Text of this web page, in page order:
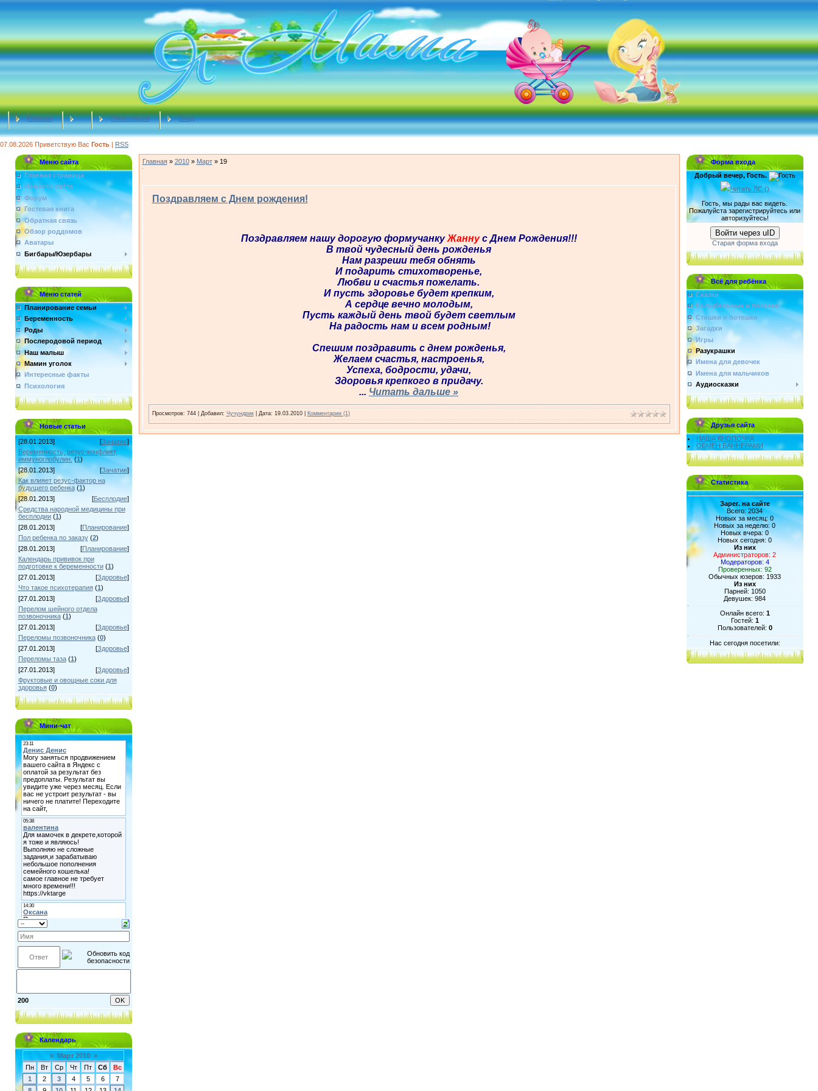
Главная Регистрация Вход
07.08.2026 Приветствую Вас Гость | RSS
Меню сайта
Главная страница
Новости сайта
Форум
Гостевая книга
Обратная связь
Обзор роддомов
Аватары
Бигбары/Юзербары
Меню статей
Планирование семьи
Беременность
Роды
Послеродовой период
Наш малыш
Мамин уголок
Интересные факты
Психология
Новые статьи
[28.01.2013] [Зачатие]
Беременность, резус-конфликт,
иммуноглобулин. (1)
[28.01.2013]
[Зачатие]
Как влияет резус-фактор на
будущего ребенка (1)
[28.01.2013]
[Бесплодие]
Средства народной медицины при
бесплодии (1)
[28.01.2013]
[Планирование]
Пол ребенка по заказу (2)
[28.01.2013]
[Планирование]
Календарь прививок при
подготовке к беременности (1)
[27.01.2013]
[Здоровье]
Что такое психотерапия (1)
[27.01.2013]
[Здоровье]
Перелом шейного отдела
позвоночника (1)
[27.01.2013]
[Здоровье]
Переломы позвоночника (0)
[27.01.2013]
[Здоровье]
Переломы таза (1)
[27.01.2013]
[Здоровье]
Фруктовые и овощные соки для
здоровья (0)
Мини-чат
200
Календарь
« Март 2010 »
Пн
Вт Ср Чт Пт Сб
Вс
1
2 3 4 5 6
7
Главная» 2010 » Март » 19
Поздравляем с Днем рождения!
Поздравляем нашу дорогую формучанкуЖанну с Днем Рождения!!!
В твой чудесный день рожденья
Нам разреши тебя обнять
И подарить стихотворенье,
Любви и счастья пожелать.
И пусть здоровье будет крепким,
А сердце вечно молодым,
Пусть каждый день твой будет светлым
На радость нам и всем родным!
Спешим поздравить с днем рожденья,
Желаем счастья, настроенья,
Успеха, бодрости, удачи,
Здоровья крепкого в придачу.
... Читать дальше »
Просмотров: 744 | Добавил: Чучундрик| Дата: 19.03.2010| Комментарии (1)
Форма входа
Добрый вечер, Гость.
Читать ЛС ()
Гость, мы рады вас видеть.
Пожалуйста зарегистрируйтесь или
авторизуйтесь!
Войти через uID
Старая форма входа
Всё для ребёнка
Сказки
Колыбельные и песенки
Стишки и потешки
Загадки
Игры
Разукрашки
Имена для девочек
Имена для мальчиков
Аудиосказки
Друзья сайта
НАША КНОПОЧКА
ОБМЕН БАННЕРАМИ
Статистика
Зарег. на сайте
Всего: 2034
Новых за месяц: 0
Новых за неделю: 0
Новых вчера: 0
Новых сегодня: 0
Из них
Администраторов: 2
Модераторов: 4
Проверенных: 92
Обычных юзеров: 1933
Из них
Парней: 1050
Девушек: 984
Онлайн всего: 1
Гостей: 1
Пользователей: 0
Нас сегодня посетили: